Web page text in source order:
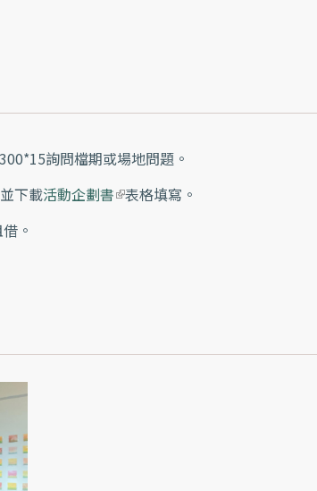
詢問檔期或場地問題。
is external)
並下載活動企劃書(link is external)
表格填寫。
。